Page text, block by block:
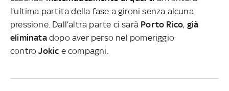
l’ultima partita della fase a gironi senza alcuna
pressione. Dall’altra parte ci sarà Porto Rico, già
eliminatadopo aver perso nel pomeriggio
controJokic e compagni.